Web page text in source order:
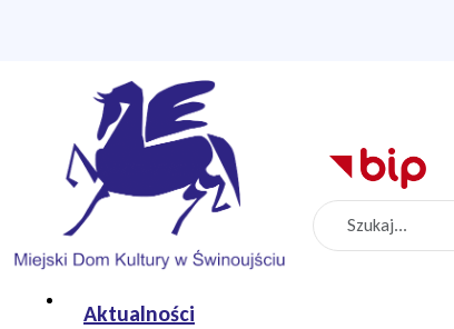
Szukaj
Aktualności